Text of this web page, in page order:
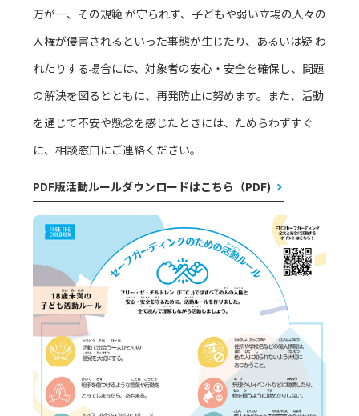
万が一、その規範 が守られず、子どもや弱い立場の人々の
人権が侵害されるといった事態が生じたり、あるいは疑 わ
れたりする場合には、対象者の安心・安全を確保し、問題
の解決を図るとともに、再発防止に努めます。また、活動
を通じて不安や懸念を感じたときには、ためらわずすぐ
に、相談窓口にご連絡ください。
PDF版活動ルールダウンロードはこちら（PDF)